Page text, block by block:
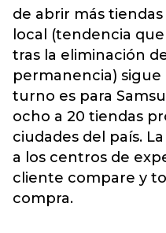
de abrir más
local (tendencia
tras la eliminación
permanencia) sigue
turno es para
ocho a 20 tiendas
ciudades del país.
a los centros de
cliente compare y
compra.